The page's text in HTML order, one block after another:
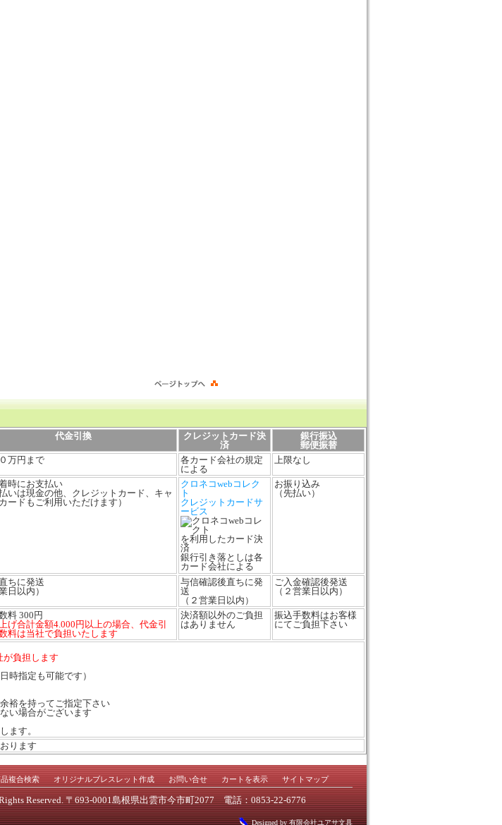
代金引換
クレジットカード決
済
銀行振込
郵便振替
万円まで
各カード会社の規定
による
上限なし
時にお支払い
払いは現金の他、クレジットカード、キャ
ードもご利用いただけます）
クロネコwebコレク
ト
クレジットカードサ
ービス
を利用したカード決
済
銀行引き落としは各
カード会社による
お振り込み
（先払い）
ちに発送
日以内）
与信確認後直ちに発
送
（２営業日以内）
ご入金確認後発送
（２営業日以内）
料 300円
げ合計金額4.000円以上の場合、代金引
料は当社で負担いたします
決済額以外のご負担
はありません
振込手数料はお客様
にてご負担下さい
が負担します
時指定も可能です）
裕を持ってご指定下さい
い場合がございます
ます。
ります
複合検索 オリジナルブレスレット作成 お問い合せ カートを表示 サイトマップ
Reserved. 〒693-0001島根県出雲市今市町2077 電話：0853-22-6776
Designed by 有限会社ユアサ文具